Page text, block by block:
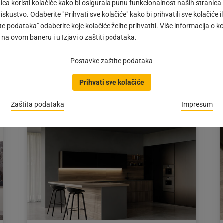
koristi kolačiće kako bi osigurala punu funkcionalnost naših stranica
Odaberite "Prihvati sve kolačiće" kako bi prihvatili sve kolačiće
podataka" odaberite koje kolačiće želite prihvatiti. Više informacija o
ovom baneru i u Izjavi o zaštiti podataka.
Postavke zaštite podataka
Prihvati sve kolačiće
Zaštita podataka Impresum
Odlično iskorišten prostor
#IMPULS | S VS Larder® Flex elementima, visoki i
niski ormari postaju pravi prostorni čudotvorci.
omogućuju…
dana:
04.06.2025